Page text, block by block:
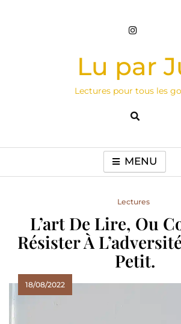
Lu par
Lectures pour tous les
MENU
Lectures
L’art De Lire, Ou
Résister À
Petit.
18/08/2022